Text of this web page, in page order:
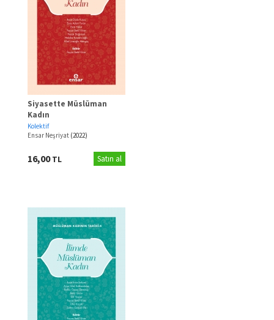
Siyasette Müslüman
Kadın
Kolektif
Ensar Neşriyat (2022)
16,00TL Satın al